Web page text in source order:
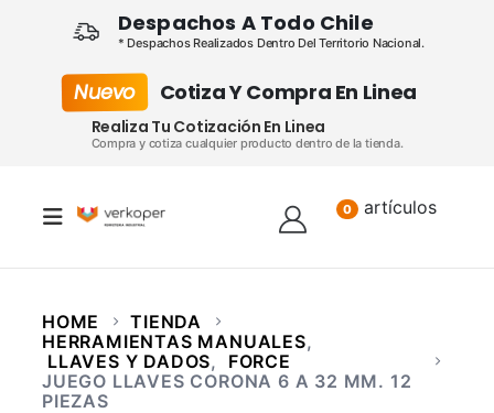
Despachos A Todo Chile
* Despachos Realizados Dentro Del Territorio Nacional.
Nuevo Cotiza Y Compra En Linea
Realiza Tu Cotización En Linea
Compra y cotiza cualquier producto dentro de la tienda.
0 artículos
HOME
TIENDA
HERRAMIENTAS MANUALES,
LLAVES Y DADOS,
FORCE
JUEGO LLAVES CORONA 6 A 32 MM. 12
PIEZAS